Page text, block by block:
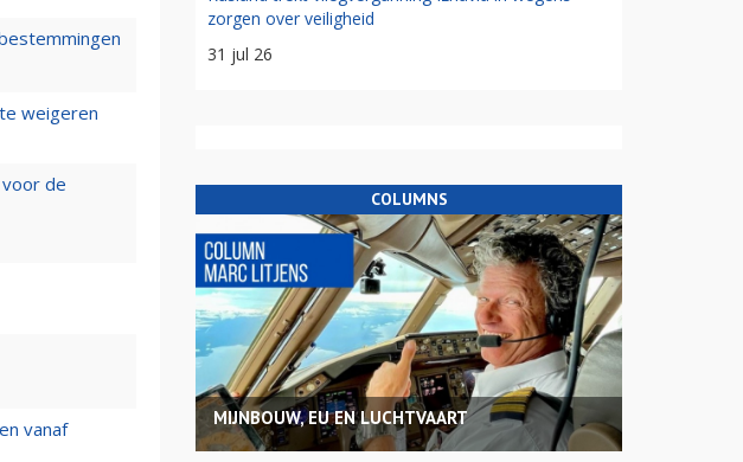
weigeren
de
vanaf
zorgen over veiligheid
31 jul 26
COLUMNS
MIJNBOUW, EU EN LUCHTVAART